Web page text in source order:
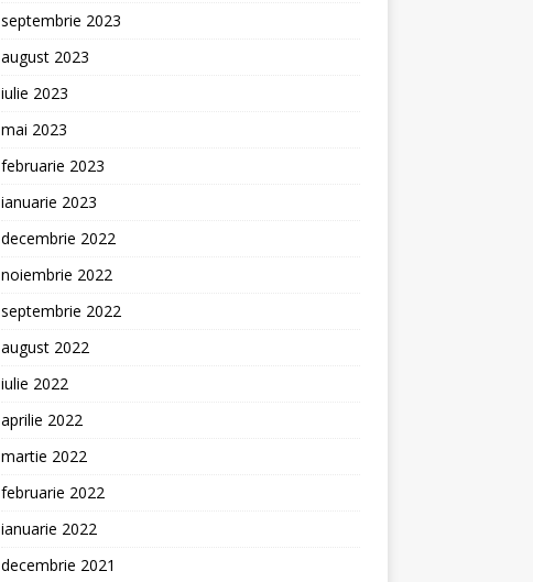
septembrie 2023
august 2023
iulie 2023
mai 2023
februarie 2023
ianuarie 2023
decembrie 2022
noiembrie 2022
septembrie 2022
august 2022
iulie 2022
aprilie 2022
martie 2022
februarie 2022
ianuarie 2022
decembrie 2021